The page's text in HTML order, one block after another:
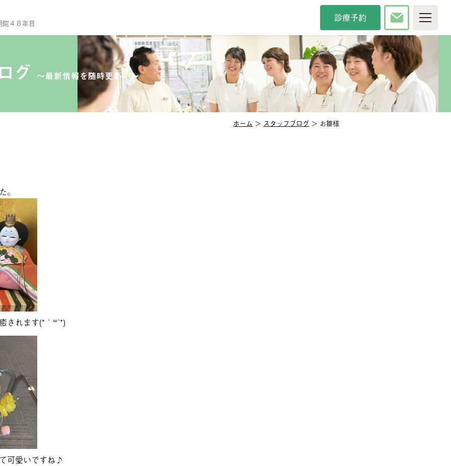
４８年目 診療予約
当院について
診療時間・方針
院長紹介
スタッフ紹介
インタビュー
院内紹介
アクセス
グ 〜最新情報を随時更新中〜
ホーム ＞ スタッフブログ ＞ お雛様
。
されます(*´꒳`*)
可愛いですね♪